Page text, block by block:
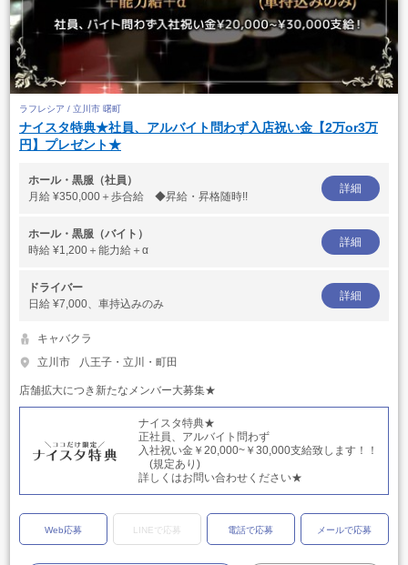
ラフレシア / 立川市 曙町
ナイスタ特典★社員、アルバイト問わず入店祝い金【2万or3万
円】プレゼント★
ホール・黒服（社員）
月給 ¥350,000＋歩合給 ◆昇給・昇格随時!!
詳細
ホール・黒服（バイト）
時給 ¥1,200＋能力給＋α
詳細
ドライバー
日給 ¥7,000、車持込みのみ
詳細
キャバクラ
立川市
八王子・立川・町田
店舗拡大につき新たなメンバー大募集★
ナイスタ特典★
正社員、アルバイト問わず
入社祝い金￥20,000~￥30,000支給致します！！
(規定あり)
詳しくはお問い合わせください★
Web応募 LINEで応募 電話で応募 メールで応募